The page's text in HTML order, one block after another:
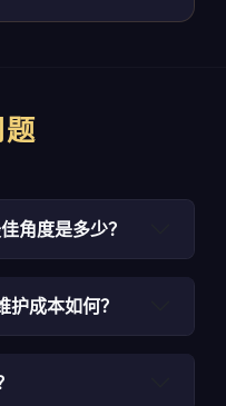
角度是多少？
成本如何？